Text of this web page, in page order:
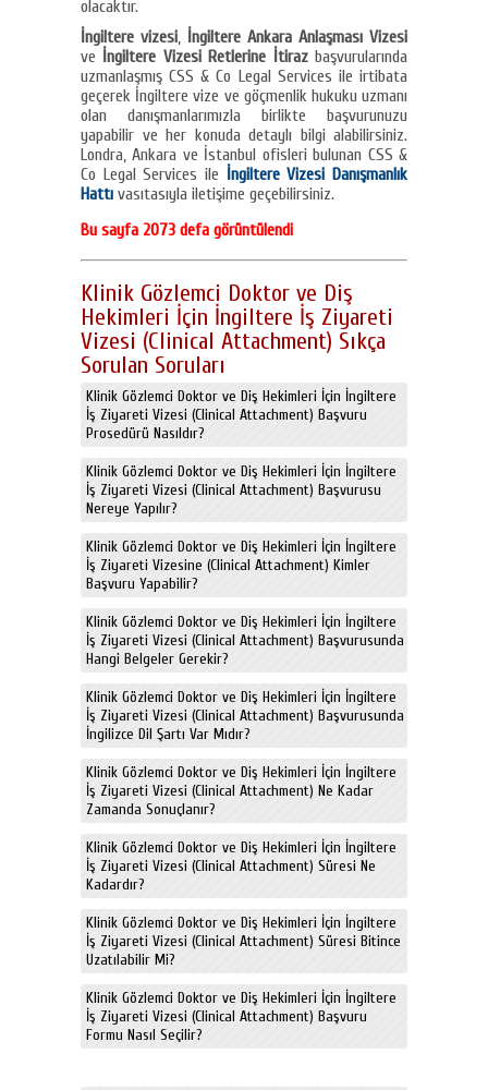
olacaktır.
İngiltere vizesi, İngiltere Ankara Anlaşması Vizesi
ve İngiltere Vizesi Retlerine İtirazbaşvurularında
uzmanlaşmış CSS & Co Legal Services ile irtibata
geçerek İngiltere vize ve göçmenlik hukuku uzmanı
olan danışmanlarımızla birlikte başvurunuzu
yapabilir ve her konuda detaylı bilgi alabilirsiniz.
Londra, Ankara ve İstanbul ofisleri bulunan CSS &
Co Legal Services ile İngiltere Vizesi Danışmanlık
Hattı vasıtasıyla iletişime geçebilirsiniz.
Bu sayfa 2073 defa görüntülendi
Klinik Gözlemci Doktor ve Diş
Hekimleri İçin İngiltere İş Ziyareti
Vizesi (Clinical Attachment) Sıkça
Sorulan Soruları
Klinik Gözlemci Doktor ve Diş Hekimleri İçin İngiltere
İş Ziyareti Vizesi (Clinical Attachment) Başvuru
Prosedürü Nasıldır?
Klinik Gözlemci Doktor ve Diş Hekimleri İçin İngiltere
İş Ziyareti Vizesi (Clinical Attachment) Başvurusu
Nereye Yapılır?
Klinik Gözlemci Doktor ve Diş Hekimleri İçin İngiltere
İş Ziyareti Vizesine (Clinical Attachment) Kimler
Başvuru Yapabilir?
Klinik Gözlemci Doktor ve Diş Hekimleri İçin İngiltere
İş Ziyareti Vizesi (Clinical Attachment) Başvurusunda
Hangi Belgeler Gerekir?
Klinik Gözlemci Doktor ve Diş Hekimleri İçin İngiltere
İş Ziyareti Vizesi (Clinical Attachment) Başvurusunda
İngilizce Dil Şartı Var Mıdır?
Klinik Gözlemci Doktor ve Diş Hekimleri İçin İngiltere
İş Ziyareti Vizesi (Clinical Attachment) Ne Kadar
Zamanda Sonuçlanır?
Klinik Gözlemci Doktor ve Diş Hekimleri İçin İngiltere
İş Ziyareti Vizesi (Clinical Attachment) Süresi Ne
Kadardır?
Klinik Gözlemci Doktor ve Diş Hekimleri İçin İngiltere
İş Ziyareti Vizesi (Clinical Attachment) Süresi Bitince
Uzatılabilir Mi?
Klinik Gözlemci Doktor ve Diş Hekimleri İçin İngiltere
İş Ziyareti Vizesi (Clinical Attachment) Başvuru
Formu Nasıl Seçilir?